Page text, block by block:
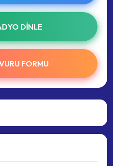
DINLE
FORMU